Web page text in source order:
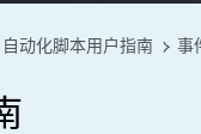
自动化脚本用户指南 事